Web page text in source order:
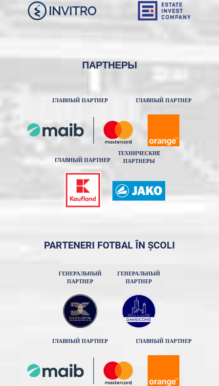
ПАРТНЕРЫ
ГЛАВНЫЙ ПАРТНЕР ГЛАВНЫЙ ПАРТНЕР
ГЛАВНЫЙ ПАРТНЕР
ТЕХНИЧЕСКИE
ПАРТНЕРЫ
PARTENERI FOTBAL ÎN ȘCOLI
ГЕНЕРАЛЬНЫЙ
ПАРТНЕР
ГЕНЕРАЛЬНЫЙ
ПАРТНЕР
ГЛАВНЫЙ ПАРТНЕР ГЛАВНЫЙ ПАРТНЕР